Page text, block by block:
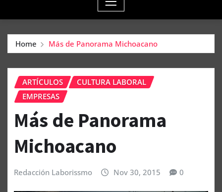
Home Más de Panorama Michoacano
ARTÍCULOS
CULTURA LABORAL
EMPRESAS
Más de Panorama
Michoacano
Redacción Laborissmo Nov 30, 2015 0